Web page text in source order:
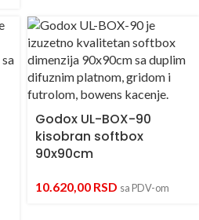
Godox UL-BOX-90
kisobran softbox
90x90cm
10.620,00 RSD sa PDV-om